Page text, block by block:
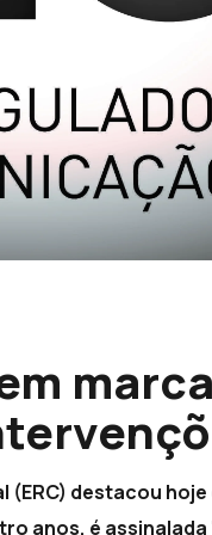
destacou
anos, é